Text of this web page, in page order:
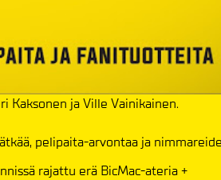
Kaksonen ja Ville Vainikainen.
pelipaita-arvontaa ja
rajattu erä BicMac-ateria +